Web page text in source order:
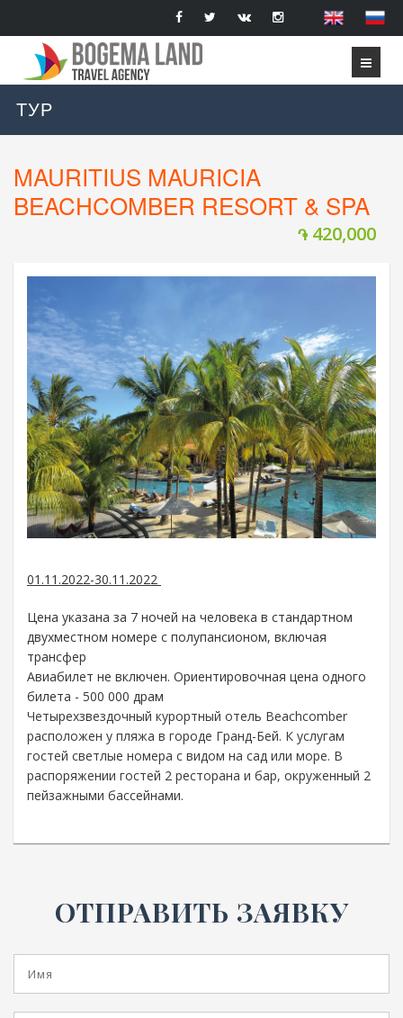
ТУР
MAURITIUS MAURICIA
BEACHCOMBER RESORT & SPA
֏ 420,000
01.11.2022-30.11.2022
Цена указана за 7 ночей на человека в стандартном
двухместном номере с полупансионом, включая
трансфер
Авиабилет не включен. Ориентировочная цена одного
билета - 500 000 драм
Четырехзвездочный курортный отель Beachcomber
расположен у пляжа в городе Гранд-Бей. К услугам
гостей светлые номера с видом на сад или море. В
распоряжении гостей 2 ресторана и бар, окруженный 2
пейзажными бассейнами.
ОТПРАВИТЬ ЗАЯВКУ